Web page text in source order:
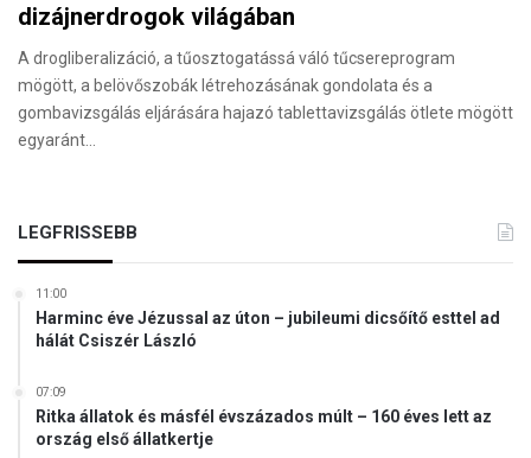
dizájnerdrogok világában
A drogliberalizáció, a tűosztogatássá váló tűcsereprogram
mögött, a belövőszobák létrehozásának gondolata és a
gombavizsgálás eljárására hajazó tablettavizsgálás ötlete mögött
egyaránt…
LEGFRISSEBB
11:00
Harminc éve Jézussal az úton – jubileumi dicsőítő esttel ad
hálát Csiszér László
07:09
Ritka állatok és másfél évszázados múlt – 160 éves lett az
ország első állatkertje